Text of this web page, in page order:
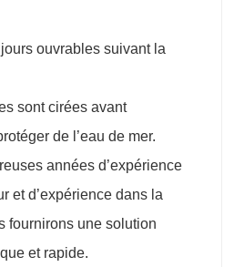
ouvrables suivant la
sont cirées avant
de l’eau de mer.
années d’expérience
et d’expérience dans la
fournirons une solution
et rapide.